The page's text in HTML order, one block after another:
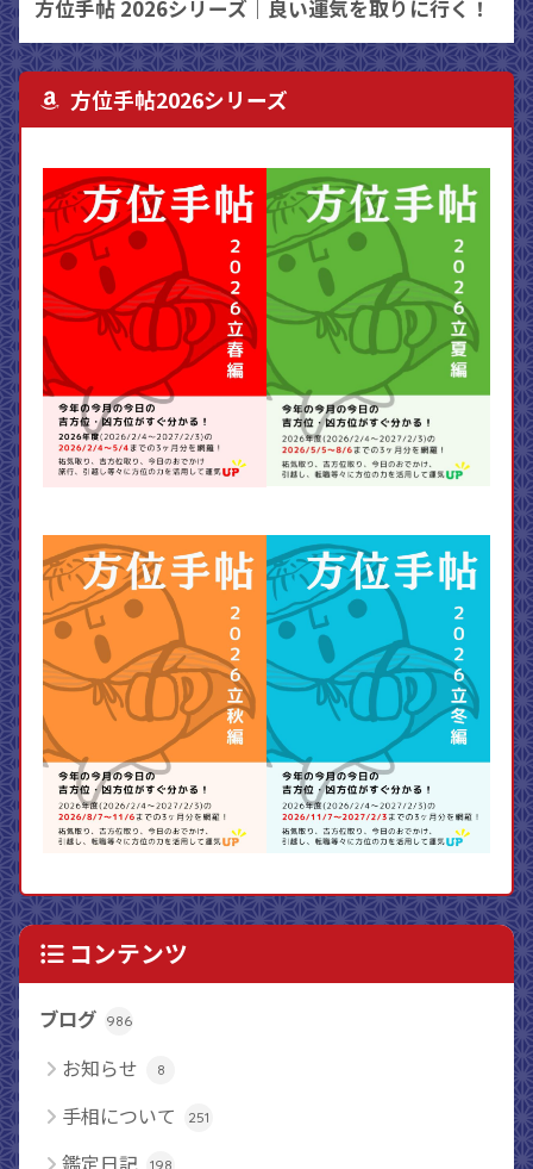
方位手帖 2026シリーズ｜良い運気を取りに行く！
方位手帖2026シリーズ
コンテンツ
ブログ 986
お知らせ 8
手相について 251
鑑定日記 198